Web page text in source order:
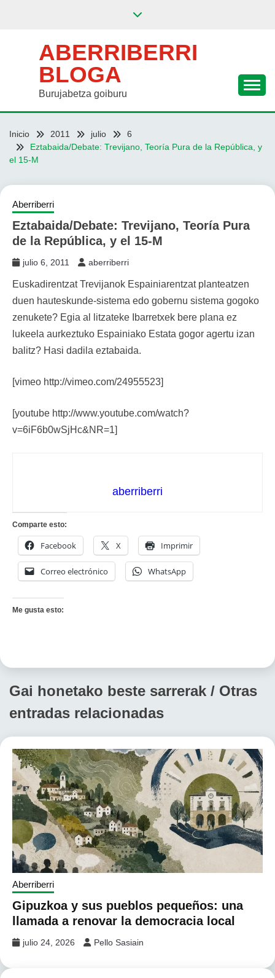
ABERRIBERRI
BLOGA
Burujabetza goiburu
Inicio 2011 julio
6
Eztabaida/Debate: Trevijano, Teoría Pura de la República, y
el 15-M
Aberriberri
Eztabaida/Debate: Trevijano, Teoría Pura
de la República, y el 15-M
julio 6, 2011 aberriberri
Euskadirentzat Trevijanok Espainiarentzat planteatzen
duen hauteskunde-sistema edo gobernu sistema gogoko
zenukete? Egia al litzateke Ibarretxek bere plana ez
lukeela aurkeztuko Espainiako Estata gogor agertu izan
balitz? Hasi dadila eztabaida.
[vimeo http://vimeo.com/24955523]
[youtube http://www.youtube.com/watch?
v=6iF6b0wSjHc&NR=1]
aberriberri
Comparte esto:
Facebook X Imprimir
Correo electrónico WhatsApp
Me gusta esto:
Gai honetako beste sarrerak / Otras
entradas relacionadas
Aberriberri
Gipuzkoa y sus pueblos pequeños: una
llamada a renovar la democracia local
julio 24, 2026 Pello Sasiain